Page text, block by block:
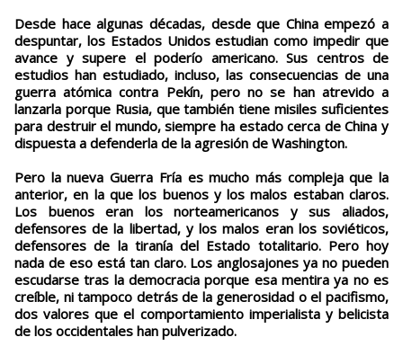
Desde hace algunas décadas, desde que China empezó a
despuntar, los Estados Unidos estudian como impedir que
avance y supere el poderío americano. Sus centros de
estudios han estudiado, incluso, las consecuencias de una
guerra atómica contra Pekín, pero no se han atrevido a
lanzarla porque Rusia, que también tiene misiles suficientes
para destruir el mundo, siempre ha estado cerca de China y
dispuesta a defenderla de la agresión de Washington.
Pero la nueva Guerra Fría es mucho más compleja que la
anterior, en la que los buenos y los malos estaban claros.
Los buenos eran los norteamericanos y sus aliados,
defensores de la libertad, y los malos eran los soviéticos,
defensores de la tiranía del Estado totalitario. Pero hoy
nada de eso está tan claro. Los anglosajones ya no pueden
escudarse tras la democracia porque esa mentira ya no es
creíble, ni tampoco detrás de la generosidad o el pacifismo,
dos valores que el comportamiento imperialista y belicista
de los occidentales han pulverizado.